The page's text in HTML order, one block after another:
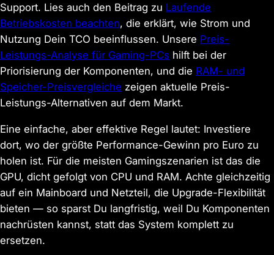
Support. Lies auch den Beitrag zu Laufende
Betriebskosten beachten, die erklärt, wie Strom und
Nutzung Dein TCO beeinflussen. Unsere Preis-
Leistungs-Analyse für Gaming-PCs hilft bei der
Priorisierung der Komponenten, und die RAM- und
Speicher-Preisvergleiche zeigen aktuelle Preis-
Leistungs-Alternativen auf dem Markt.
Eine einfache, aber effektive Regel lautet: Investiere
dort, wo der größte Performance-Gewinn pro Euro zu
holen ist. Für die meisten Gamingszenarien ist das die
GPU, dicht gefolgt von CPU und RAM. Achte gleichzeitig
auf ein Mainboard und Netzteil, die Upgrade-Flexibilität
bieten — so sparst Du langfristig, weil Du Komponenten
nachrüsten kannst, statt das System komplett zu
ersetzen.